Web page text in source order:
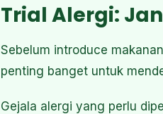
Trial Alergi:
Sebelum introduce
penting banget untuk
Gejala alergi yang perlu